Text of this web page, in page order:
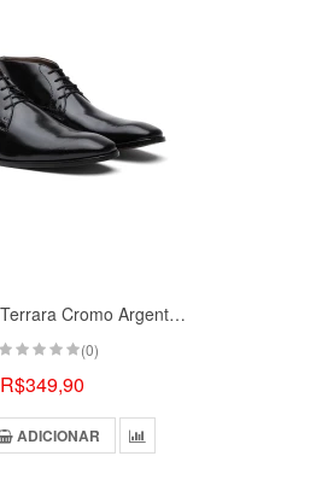
Bota Social Terrara Cromo Argentino Preto
(0)
R$349,90
ADICIONAR